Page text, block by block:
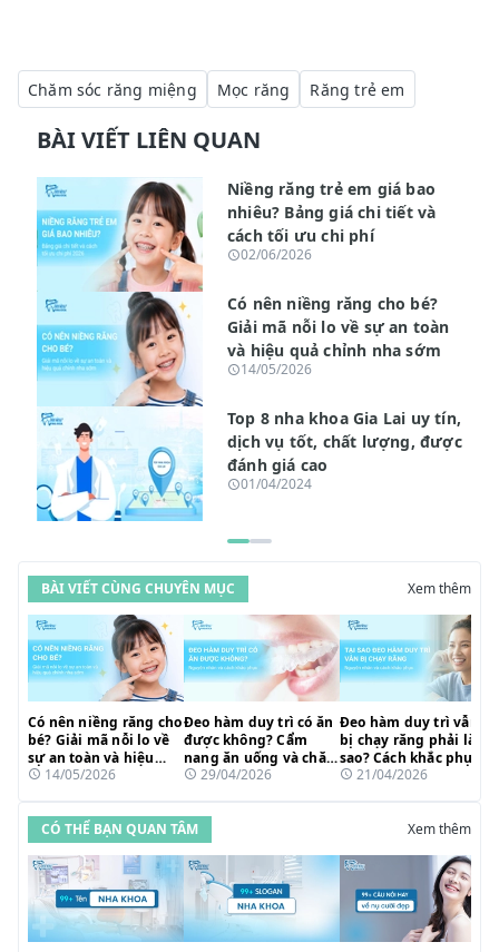
Chăm sóc răng miệng Mọc răng Răng trẻ em
BÀI VIẾT LIÊN QUAN
Niềng răng trẻ em giá bao
nhiêu? Bảng giá chi tiết và
cách tối ưu chi phí
02/06/2026
Có nên niềng răng cho bé?
Giải mã nỗi lo về sự an toàn
và hiệu quả chỉnh nha sớm
14/05/2026
Top 8 nha khoa Gia Lai uy tín,
dịch vụ tốt, chất lượng, được
đánh giá cao
01/04/2024
BÀI VIẾT CÙNG CHUYÊN MỤC Xem thêm
Có nên niềng răng cho
bé? Giải mã nỗi lo về
sự an toàn và hiệu
quả chỉnh nha sớm
14/05/2026
Đeo hàm duy trì có ăn
được không? Cẩm
nang ăn uống và chăm
sóc sau niềng hiệu
29/04/2026
Đeo hàm duy trì vẫn
bị chạy răng phải làm
sao? Cách khắc phục
nhanh chóng
21/04/2026
CÓ THỂ BẠN QUAN TÂM Xem thêm